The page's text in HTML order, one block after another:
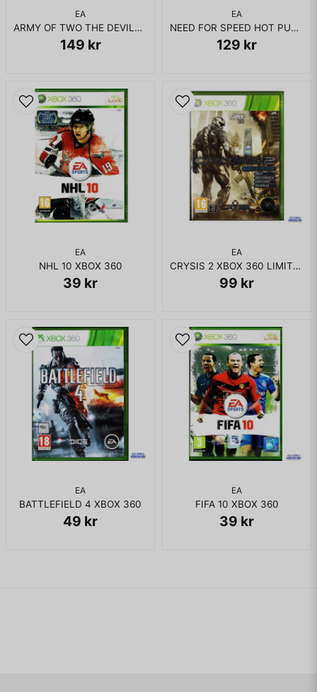
EA
ARMY OF TWO THE DEVILS CARTEL XBOX 360
149 kr
EA
NEED FOR SPEED HOT PURSUIT XBOX 360
129 kr
EA
NHL 10 XBOX 360
39 kr
EA
CRYSIS 2 XBOX 360 LIMITED EDITION
99 kr
EA
BATTLEFIELD 4 XBOX 360
49 kr
EA
FIFA 10 XBOX 360
39 kr